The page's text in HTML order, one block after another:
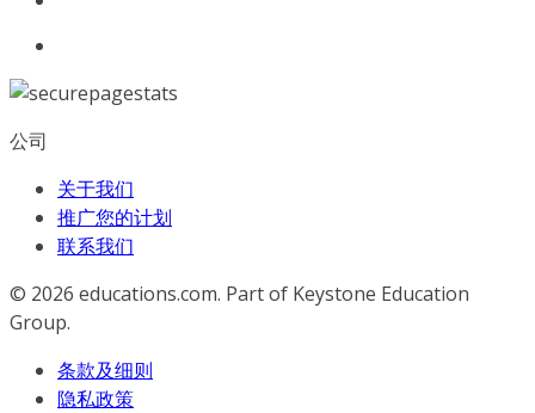
公司
关于我们
推广您的计划
联系我们
© 2026 educations.com. Part of Keystone Education
Group.
条款及细则
隐私政策